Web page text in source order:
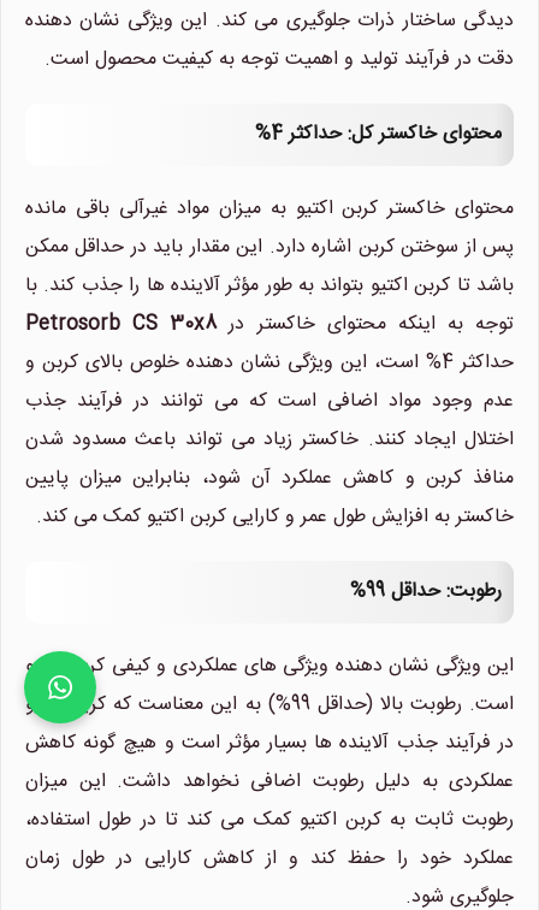
دیدگی ساختار ذرات جلوگیری می کند. این ویژگی نشان دهنده
دقت در فرآیند تولید و اهمیت توجه به کیفیت محصول است.
محتوای خاکستر کل: حداکثر 4%
محتوای خاکستر کربن اکتیو به میزان مواد غیرآلی باقی مانده
پس از سوختن کربن اشاره دارد. این مقدار باید در حداقل ممکن
باشد تا کربن اکتیو بتواند به طور مؤثر آلاینده ها را جذب کند. با
توجه به اینکه محتوای خاکستر درPetrosorb CS 30x8
حداکثر 4% است، این ویژگی نشان دهنده خلوص بالای کربن و
عدم وجود مواد اضافی است که می توانند در فرآیند جذب
اختلال ایجاد کنند. خاکستر زیاد می تواند باعث مسدود شدن
منافذ کربن و کاهش عملکرد آن شود، بنابراین میزان پایین
خاکستر به افزایش طول عمر و کارایی کربن اکتیو کمک می کند.
رطوبت: حداقل 99%
این ویژگی نشان دهنده ویژگی های عملکردی و کیفی کربن اکتیو
است. رطوبت بالا (حداقل 99%) به این معناست که کربن اکتیو
در فرآیند جذب آلاینده ها بسیار مؤثر است و هیچ گونه کاهش
عملکردی به دلیل رطوبت اضافی نخواهد داشت. این میزان
رطوبت ثابت به کربن اکتیو کمک می کند تا در طول استفاده،
عملکرد خود را حفظ کند و از کاهش کارایی در طول زمان
جلوگیری شود.